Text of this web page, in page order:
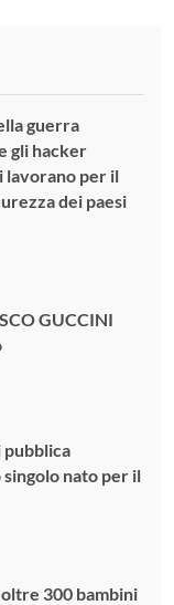
guerra
gli hacker
lavorano per il
dei paesi
GUCCINI
pubblica
singolo nato per il
oltre 300 bambini